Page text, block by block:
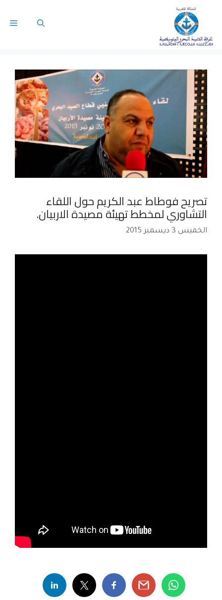
تصريح فوطاط عبد الكريم حول اللقاء
التشاوري لمخطط تهيئة مصيدة الاربيان.
الخميس 3 ديسمبر 2015